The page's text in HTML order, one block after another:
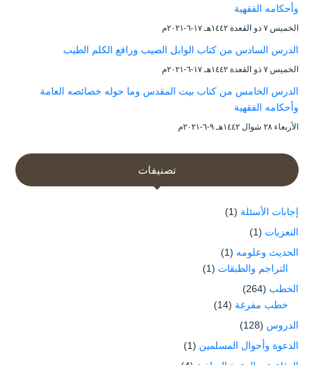
وأحكامه الفقهية
الخميس ۷ ذو القعدة ۱٤٤۲هـ ۱۷-٦-۲۰۲۱م
الدرس السادس من كتاب الوابل الصيب ورافع الكلم الطيب
الخميس ۷ ذو القعدة ۱٤٤۲هـ ۱۷-٦-۲۰۲۱م
الدرس الخامس من كتاب بيت المقدس وما حوله خصائصه العامة
وأحكامه الفقهية
الأربعاء ۲۸ شوال ۱٤٤۲هـ ۹-٦-۲۰۲۱م
تصنيفات
إجابات الأسئلة (1)
التعزيات (1)
الحديث وعلومه (1)
التراجم والطبقات (1)
الخطب (264)
خطب مفرغة (14)
الدروس (128)
الدعوة وأحوال المسلمين (1)